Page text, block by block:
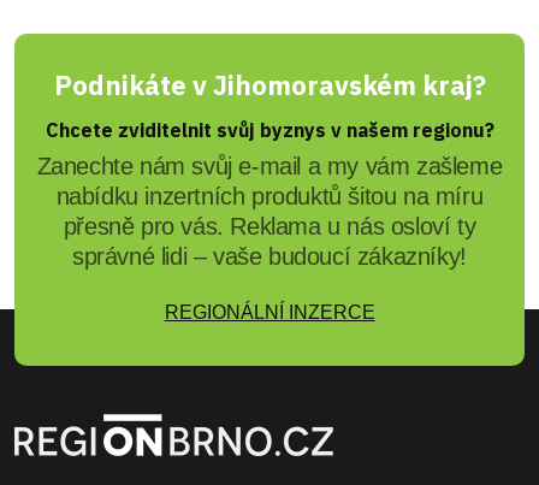
Podnikáte v Jihomoravském kraj?
Chcete zviditelnit svůj byznys v našem regionu?
Zanechte nám svůj e-mail a my vám zašleme
nabídku inzertních produktů šitou na míru
přesně pro vás. Reklama u nás osloví ty
správné lidi – vaše budoucí zákazníky!
REGIONÁLNÍ INZERCE